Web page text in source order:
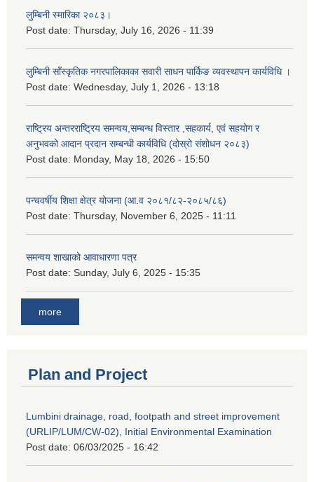
लुम्बिनी स्मारिका २०८३।
Post date: Thursday, July 16, 2026 - 11:39
लुम्बिनी साँस्कृतिक नगरपालिकाका सवारी साधन पार्किङ व्यवस्थापन कार्यविधि ।
Post date: Wednesday, July 1, 2026 - 13:18
राष्ट्रिय अन्तरराष्ट्रिय समन्वय,सम्बन्ध विस्तार ,सहकार्य, एवं सहयोग र
अनुभवको आदान प्रदान सम्बन्धी कार्यविधि (दोस्रो संशोधन २०८३)
Post date: Monday, May 18, 2026 - 15:50
पन्चवर्षीय शिक्षा क्षेत्र योजना (आ.व २०८१/८२-२०८५/८६)
Post date: Thursday, November 6, 2025 - 11:11
समन्वय शाखाको आवाधारणा पत्र
Post date: Sunday, July 6, 2025 - 15:35
more
Plan and Project
Lumbini drainage, road, footpath and street improvement
(URLIP/LUM/CW-02), Initial Environmental Examination
Post date: 06/03/2025 - 16:42